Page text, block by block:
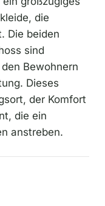
die
Die beiden
sind
Bewohnern
Dieses
der Komfort
die ein
anstreben.